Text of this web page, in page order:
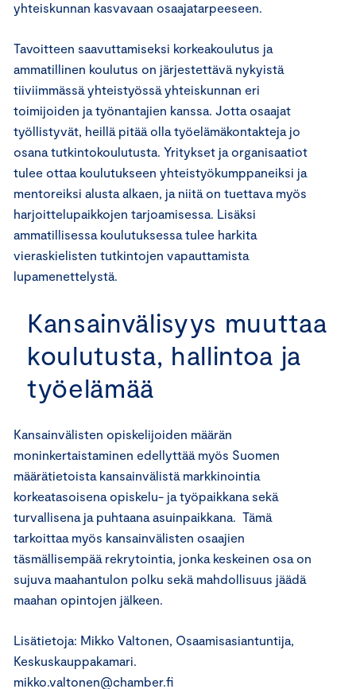
yhteiskunnan kasvavaan osaajatarpeeseen.
Tavoitteen saavuttamiseksi korkeakoulutus ja
ammatillinen koulutus on järjestettävä nykyistä
tiiviimmässä yhteistyössä yhteiskunnan eri
toimijoiden ja työnantajien kanssa. Jotta osaajat
työllistyvät, heillä pitää olla työelämäkontakteja jo
osana tutkintokoulutusta. Yritykset ja organisaatiot
tulee ottaa koulutukseen yhteistyökumppaneiksi ja
mentoreiksi alusta alkaen, ja niitä on tuettava myös
harjoittelupaikkojen tarjoamisessa. Lisäksi
ammatillisessa koulutuksessa tulee harkita
vieraskielisten tutkintojen vapauttamista
lupamenettelystä.
Kansainvälisyys muuttaa
koulutusta, hallintoa ja
työelämää
Kansainvälisten opiskelijoiden määrän
moninkertaistaminen edellyttää myös Suomen
määrätietoista kansainvälistä markkinointia
korkeatasoisena opiskelu- ja työpaikkana sekä
turvallisena ja puhtaana asuinpaikkana. Tämä
tarkoittaa myös kansainvälisten osaajien
täsmällisempää rekrytointia, jonka keskeinen osa on
sujuva maahantulon polku sekä mahdollisuus jäädä
maahan opintojen jälkeen.
Lisätietoja: Mikko Valtonen, Osaamisasiantuntija,
Keskuskauppakamari.
mikko.valtonen@chamber.fi